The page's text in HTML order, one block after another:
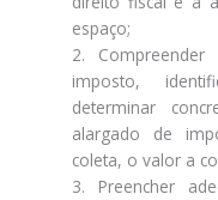
espaço;
2.
imposto,
determinar
alargado de
coleta, o valor a
3. Preencher